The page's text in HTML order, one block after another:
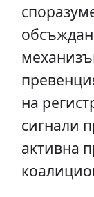
на
сигнали
активна